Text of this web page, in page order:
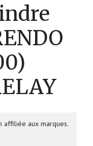
affiliée aux marques.